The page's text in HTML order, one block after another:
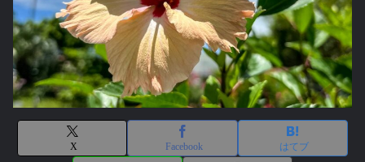
X Facebook はてブ